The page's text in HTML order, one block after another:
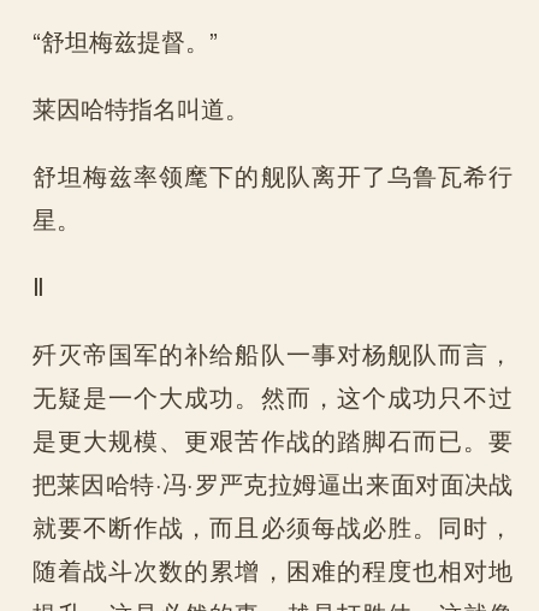
“舒坦梅兹提督。”
莱因哈特指名叫道。
舒坦梅兹率领麾下的舰队离开了乌鲁瓦希行
星。
Ⅱ
歼灭帝国军的补给船队一事对杨舰队而言，
无疑是一个大成功。然而，这个成功只不过
是更大规模、更艰苦作战的踏脚石而已。要
把莱因哈特·冯·罗严克拉姆逼出来面对面决战
就要不断作战，而且必须每战必胜。同时，
随着战斗次数的累增，困难的程度也相对地